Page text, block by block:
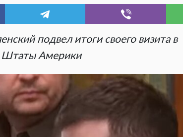
подвел итоги своего визита в
Штаты Америки